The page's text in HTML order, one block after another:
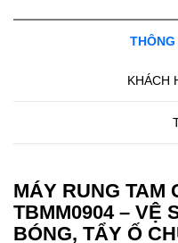
KHÁCH
MÁY RUNG TAM
TBMM0904 – VỆ
BÓNG, TẨY Ố